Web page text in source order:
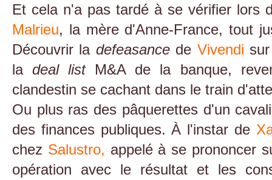
Et cela n'a pas tardé à se vérifier lors
Malrieu, la mère d'Anne-France, tout
Découvrir la defeasancede Vivendi
ladeal listM&A de la banque,
clandestin se cachant dans le train
Ou plus ras des pâquerettes d'un
des finances publiques. À l'instar de
chez Salustro, appelé à se prononcer
opération avec le résultat et les